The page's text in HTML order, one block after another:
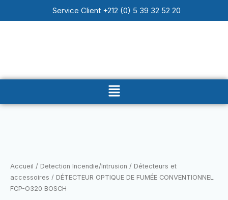
Service Client +212 (0) 5 39 32 52 20
Main
Menu
Accueil / Detection Incendie/Intrusion / Détecteurs et
accessoires / DÉTECTEUR OPTIQUE DE FUMÉE CONVENTIONNEL
FCP-O320 BOSCH
OPTIQUE
FUMÉE